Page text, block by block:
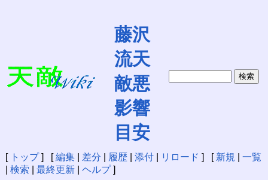
藤沢
流天
敵悪
影響
目安
[ トップ] [編集| 差分 履歴| 添付| リロード ] [ 新規
一覧
検索 最終更新| ヘルプ]